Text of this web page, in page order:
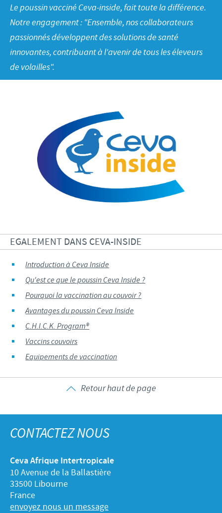
Volailles
Avantages du poussin Ceva Inside
C.H.I.C.K. Program®
Vaccins couvoirs
Equipements de vaccination
Communiqué de presse
Importance de la responsabilité
Programmes de soutien
Business et partenariat scientifique
CARRIERE
Offres d'emploi
CONTACTEZ-NOUS
Le poussin vacciné Ceva-inside, fait toute la différence.
Notre engagement : "Ensemble, nos collaborateurs
passionnés développent des solutions de santé
innovantes, contribuant à l'avenir de tous les éleveurs
de volailles".
EGALEMENT DANS CEVA-INSIDE
Introduction à Ceva Inside
Qu'est ce que le poussin Ceva Inside ?
Pourquoi la vaccination au couvoir ?
Avantages du poussin Ceva Inside
C.H.I.C.K. Program®
Vaccins couvoirs
Equipements de vaccination
Retour haut de page
CONTACTEZ NOUS
Ceva Afrique Intertropicale
10 Avenue de la Ballastière
33500 Libourne
France
envoyez nous un message